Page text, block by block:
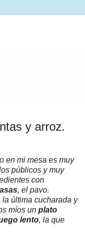
y arroz.
en mi mesa es muy
públicos y muy
con
, el pavo.
última cucharada y
míos un plato
lento, la que